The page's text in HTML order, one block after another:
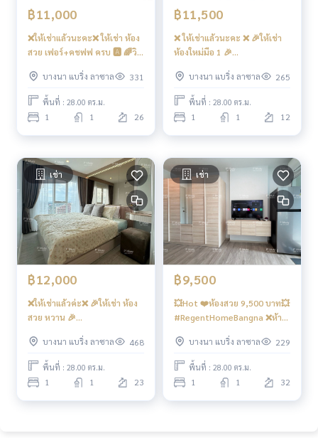
การเดินทางสะดวก
รถเมล์ : สาย
BTS บางนา
เรือข้ามฟาก
ท่าน้ำสรรพาวุธ
ทางด่วน
ใกล้ทางขึ้น-ลงทางด่วน ทางพิเศษเฉลิมมหานคร , ทางด่วนบูรพาวิ
ถี , ทางด่วนรามอินทรา-อาจณรงค์
#รีเจ้นท์โฮมบางนา #รีเจ้นท์บางนา #รีเจ้นท์โฮม #regenthomeb
angna P’muay0957156316#regenthome #คอนโดติดรถไฟ
ฟ้า #คอนโดใกล้รถไฟฟ้า #คอนโดติดbts #BTSบางนา #BTSban
gna P’muay0957156316#คอนโดใกล้ทางด่วน #ทางพิเศษเฉลิ
มมหานคร #ใกล้ทางด่วน P’muay
0957156316
#คอนโดใกล้ไบเทค #bitec #bangkokmall #truedigitalpark #
ถนนสรรพาวุธ #ไอดีโอบางนา #ไอดีโอโอทู P’muay095715631
6#ideoO2 #ขายดาวน์รีเจ้นท์โฮมบางนา #คอนโดบางนาให้เช่า
#ซื้อดาวน์รีเจ้นท์บางนา #ขายดาวน์รีเจ้นท์บางนา
฿11,000
❌ให้เช่าแล้วนะคะ❌ ให้เช่า ห้อง
สวย เฟอร์+คชฟฟ ครบ 🅰️ 🌈วิว
#RegentHomeBangnaห้อว มิ
นิมอล ใหม่แกะกล่อง มี เครื่องซัก
ผ้า ❤️ค่าเช่า 11,000 บาท
บางนา แบริ่ง ลาซาล 331
พื้นที่ : 28.00 ตร.ม.
1 1 26
฿11,500
❌ ให้เช่าแล้วนะคะ ❌ 🎉ให้เช่า
ห้องใหม่มือ 1 🎉
บิ้วอิน สวยหวาน ใกล้ทางออกไป
#BTSบางนา เพียง 5 นาที📍มี
เครื่องซักผ้าฝาหน้า ❤️ค่าเช่า
11,500 บาท
บางนา แบริ่ง ลาซาล 265
พื้นที่ : 28.00 ตร.ม.
1 1 12
เช่า
฿12,000
❌ให้เช่าแล้วค่ะ❌ 🎉ให้เช่า ห้อง
สวย หวาน 🎉
ห้องบิ้วอิน สุดคุ้ม โซฟาเบด 📱
Digital door lock📱Smart TV
55 “ 📍 มี เครื่องซักผ้าฝาหน้า 9
kg ❤️ค่าเช่า 12,000 บาท
บางนา แบริ่ง ลาซาล 468
พื้นที่ : 28.00 ตร.ม.
1 1 23
เช่า
฿9,500
💥Hot ❤️ห้องสวย 9,500 บาท💥
#RegentHomeBangna ❌ห้าม
สัญญาริบเงินประกัน❌
บางนา แบริ่ง ลาซาล 229
พื้นที่ : 28.00 ตร.ม.
1 1 32